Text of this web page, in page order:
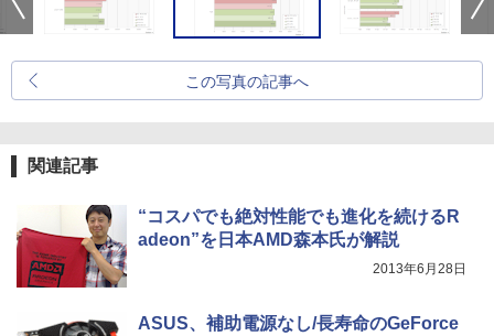
この写真の記事へ
関連記事
“コスパでも絶対性能でも進化を続けるR
adeon”を日本AMD森本氏が解説
2013年6月28日
ASUS、補助電源なし/長寿命のGeForce